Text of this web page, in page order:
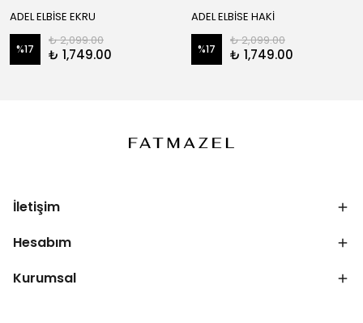
ADEL ELBİSE EKRU
%17
₺ 2,099.00
₺ 1,749.00
ADEL ELBİSE HAKİ
%17
₺ 2,099.00
₺ 1,749.00
İletişim
Hesabım
Kurumsal